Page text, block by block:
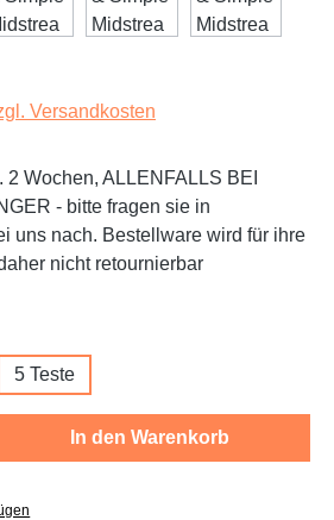
Versandkosten
2 Wochen, ALLENFALLS BEI
- bitte fragen sie in
uns nach. Bestellware wird für ihre
nicht retournierbar
5 Teste
Gib den gewünschten
In den Warenkorb